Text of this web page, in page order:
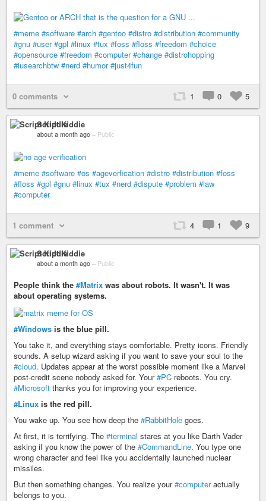
#meme #software #arch #gentoo #distro #distribution #community
#gnu #user #gpl #linux #tux #foss #floss #freedom #choice
#opensource #freedom #computer #change #distrohopping
#iusearchbtw #nerd #humor #just4fun
0 comments 1 0 5
Script Kiddie
about a month ago – Public
#meme #software #os #ageverfication #distro #distribution #foss
#floss #gpl #gnu #linux #tux #nerd #dispute #problem #law
#computer
1 comment 4 1 9
Script Kiddie
about a month ago – Public
People think the #Matrix was about robots. It wasn't. It was
about operating systems.
#Windows is the blue pill.
You take it, and everything stays comfortable. Pretty icons. Friendly
sounds. A setup wizard asking if you want to save your soul to the
#cloud. Updates appear at the worst possible moment like a Marvel
post-credit scene nobody asked for. Your#PC reboots. You cry.
#Microsoft thanks you for improving your experience.
#Linux is the red pill.
You wake up. You see how deep the #RabbitHole goes.
At first, it is terrifying. The #terminal stares at you like Darth Vader
asking if you know the power of the #CommandLine. You type one
wrong character and feel like you accidentally launched nuclear
missiles.
But then something changes. You realize your#computeractually
belongs to you.